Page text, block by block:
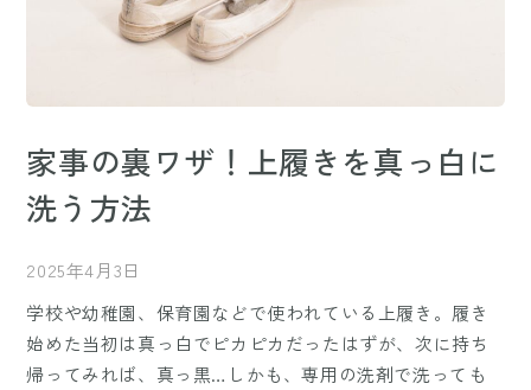
家事の裏ワザ！上履きを真っ白に
洗う方法
2025年4月3日
学校や幼稚園、保育園などで使われている上履き。履き
始めた当初は真っ白でピカピカだったはずが、次に持ち
帰ってみれば、真っ黒…しかも、専用の洗剤で洗っても